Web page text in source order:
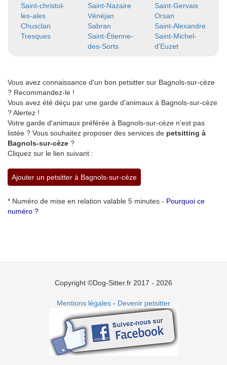
Saint-christol-
les-ales
Saint-Nazaire
Saint-Gervais
Vénéjan
Orsan
Chusclan
Sabran
Saint-Alexandre
Tresques
Saint-Étienne-
des-Sorts
Saint-Michel-
d'Euzet
Vous avez connaissance d'un bon petsitter sur Bagnols-sur-cèze
? Recommandez-le !
Vous avez été déçu par une garde d'animaux à Bagnols-sur-cèze
? Alertez !
Votre garde d'animaux préférée à Bagnols-sur-cèze n'est pas
listée ? Vous souhaitez proposer des services de petsitting à
Bagnols-sur-cèze ?
Cliquez sur le lien suivant :
Ajouter un petsitter à Bagnols-sur-cèze
* Numéro de mise en relation valable 5 minutes - Pourquoi ce
numéro ?
Copyright ©Dog-Sitter.fr 2017 - 2026
Mentions légales - Devenir petsitter